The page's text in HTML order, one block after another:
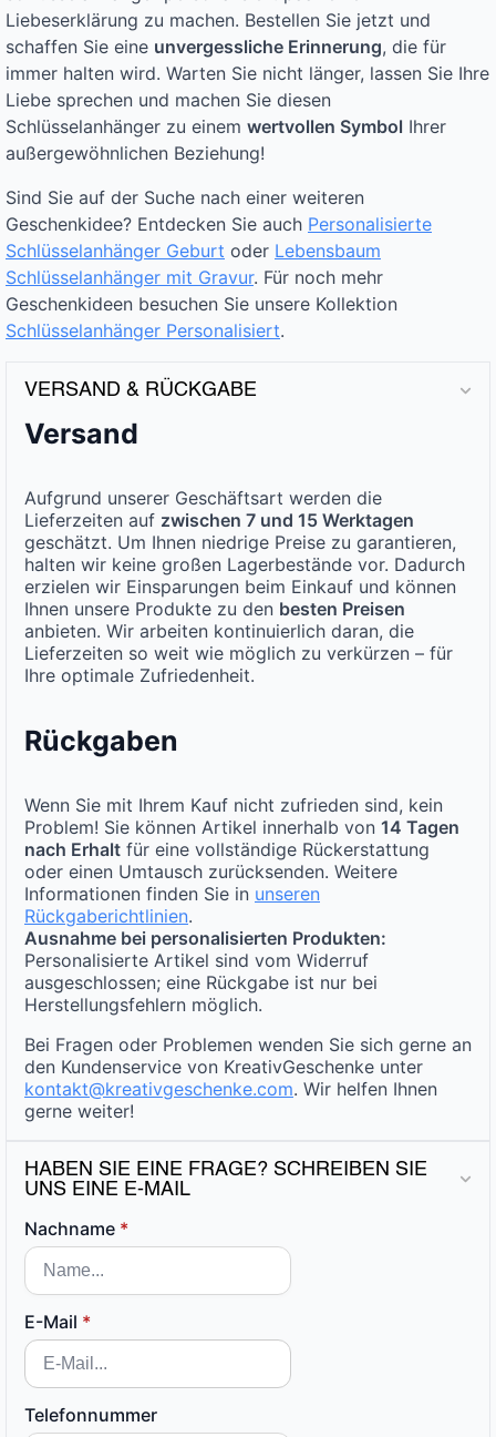
Liebeserklärung zu machen. Bestellen Sie jetzt und
schaffen Sie eine unvergessliche Erinnerung, die für
immer halten wird. Warten Sie nicht länger, lassen Sie Ihre
Liebe sprechen und machen Sie diesen
Schlüsselanhänger zu einem wertvollen Symbol Ihrer
außergewöhnlichen Beziehung!
Sind Sie auf der Suche nach einer weiteren
Geschenkidee? Entdecken Sie auch Personalisierte
Schlüsselanhänger Geburt oder Lebensbaum
Schlüsselanhänger mit Gravur. Für noch mehr
Geschenkideen besuchen Sie unsere Kollektion
Schlüsselanhänger Personalisiert.
VERSAND & RÜCKGABE
Versand
Aufgrund unserer Geschäftsart werden die
Lieferzeiten auf zwischen 7 und 15 Werktagen
geschätzt. Um Ihnen niedrige Preise zu garantieren,
halten wir keine großen Lagerbestände vor. Dadurch
erzielen wir Einsparungen beim Einkauf und können
Ihnen unsere Produkte zu den besten Preisen
anbieten. Wir arbeiten kontinuierlich daran, die
Lieferzeiten so weit wie möglich zu verkürzen – für
Ihre optimale Zufriedenheit.
Rückgaben
Wenn Sie mit Ihrem Kauf nicht zufrieden sind, kein
Problem! Sie können Artikel innerhalb von 14 Tagen
nach Erhalt für eine vollständige Rückerstattung
oder einen Umtausch zurücksenden. Weitere
Informationen finden Sie in unseren
Rückgaberichtlinien.
Ausnahme bei personalisierten Produkten:
Personalisierte Artikel sind vom Widerruf
ausgeschlossen; eine Rückgabe ist nur bei
Herstellungsfehlern möglich.
Bei Fragen oder Problemen wenden Sie sich gerne an
den Kundenservice von KreativGeschenke unter
kontakt@kreativgeschenke.com. Wir helfen Ihnen
gerne weiter!
HABEN SIE EINE FRAGE? SCHREIBEN SIE
UNS EINE E-MAIL
Nachname *
E-Mail *
Telefonnummer